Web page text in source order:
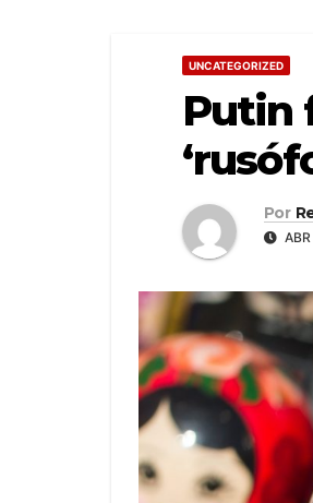
UNCATEGORIZED
Putin
Por